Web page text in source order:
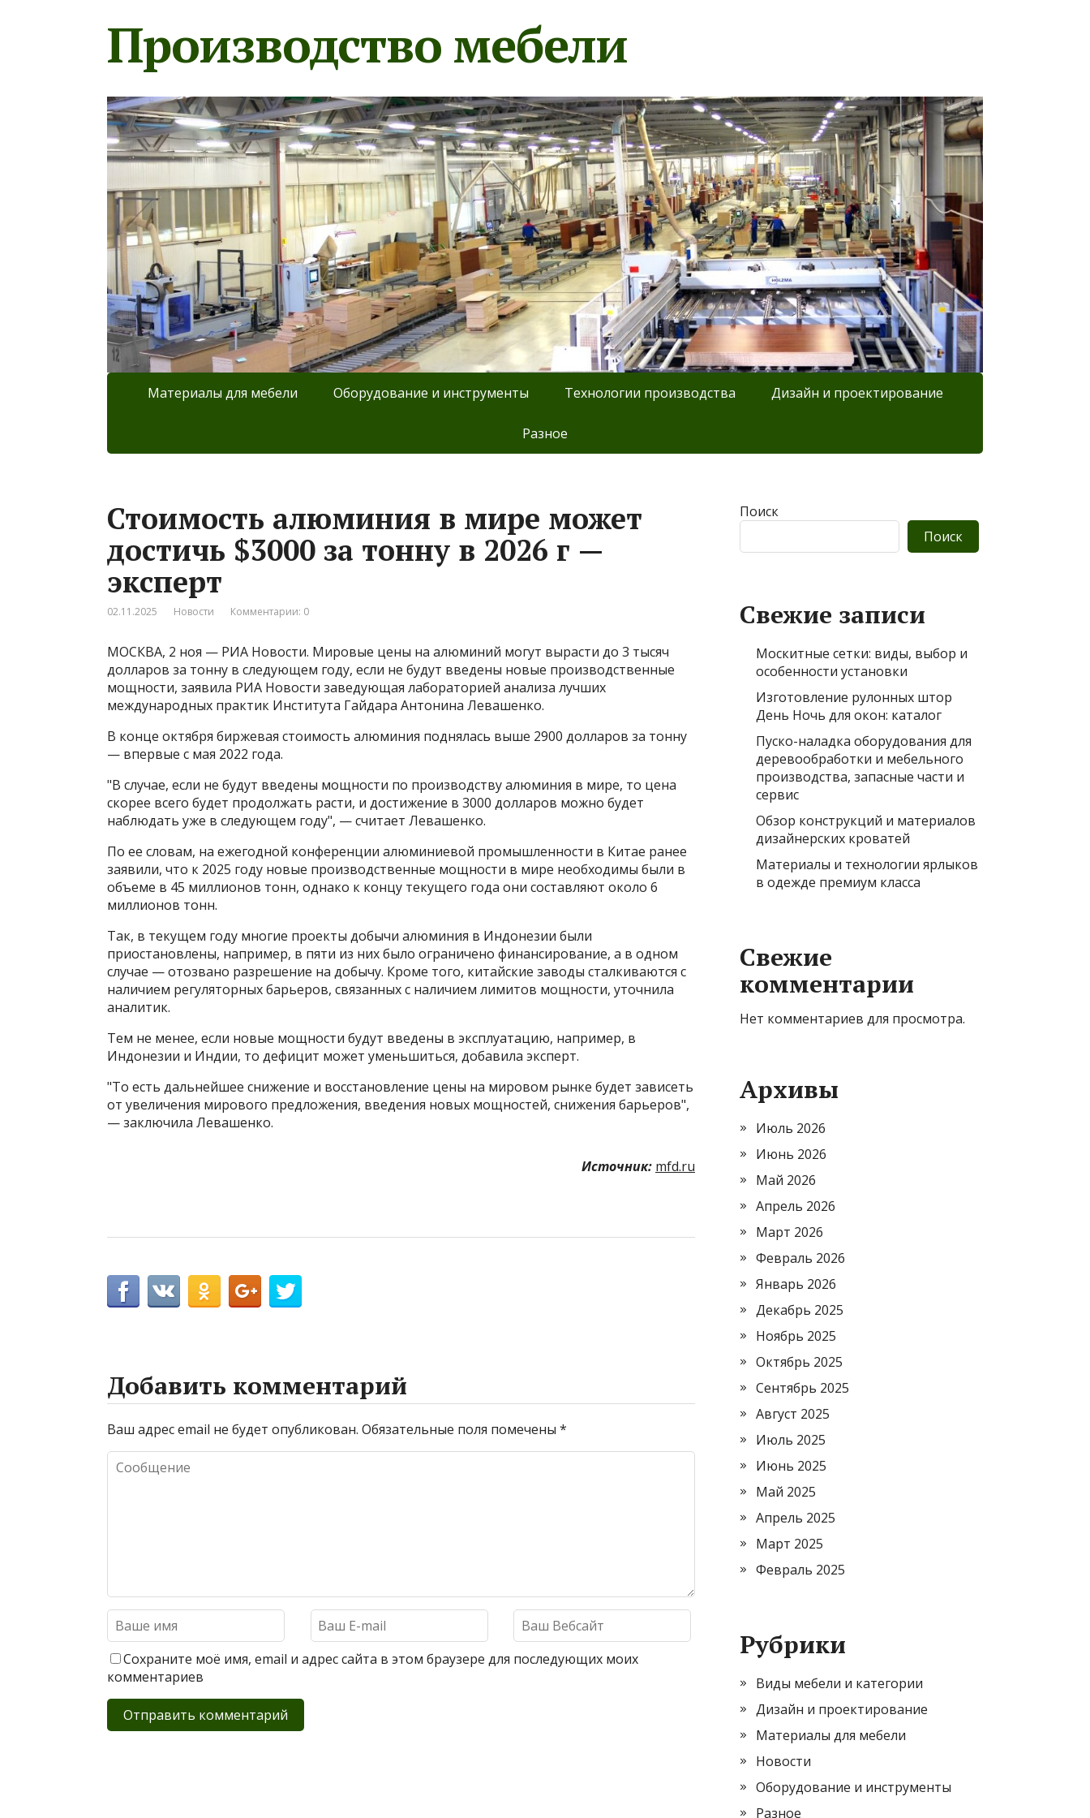
Производство мебели
Материалы для мебели Оборудование и инструменты Технологии производства Дизайн и проектирование
Разное
Стоимость алюминия в мире может
достичь $3000 за тонну в 2026 г —
эксперт
02.11.2025 Новости Комментарии: 0
МОСКВА, 2 ноя — РИА Новости. Мировые цены на алюминий могут вырасти до 3 тысяч
долларов за тонну в следующем году, если не будут введены новые производственные
мощности, заявила РИА Новости заведующая лабораторией анализа лучших
международных практик Института Гайдара Антонина Левашенко.
В конце октября биржевая стоимость алюминия поднялась выше 2900 долларов за тонну
— впервые с мая 2022 года​​​.
"В случае, если не будут введены мощности по производству алюминия в мире, то цена
скорее всего будет продолжать расти, и достижение в 3000 долларов можно будет
наблюдать уже в следующем году", — считает Левашенко.
По ее словам, на ежегодной конференции алюминиевой промышленности в Китае ранее
заявили, что к 2025 году новые производственные мощности в мире необходимы были в
объеме в 45 миллионов тонн, однако к концу текущего года они составляют около 6
миллионов тонн.
Так, в текущем году многие проекты добычи алюминия в Индонезии были
приостановлены, например, в пяти из них было ограничено финансирование, а в одном
случае — отозвано разрешение на добычу. Кроме того, китайские заводы сталкиваются с
наличием регуляторных барьеров, связанных с наличием лимитов мощности, уточнила
аналитик.
Тем не менее, если новые мощности будут введены в эксплуатацию, например, в
Индонезии и Индии, то дефицит может уменьшиться, добавила эксперт.
"То есть дальнейшее снижение и восстановление цены на мировом рынке будет зависеть
от увеличения мирового предложения, введения новых мощностей, снижения барьеров",
— заключила Левашенко.
Источник: mfd.ru
Добавить комментарий
Ваш адрес email не будет опубликован. Обязательные поля помечены *
Сохраните моё имя, email и адрес сайта в этом браузере для последующих моих
комментариев
Поиск
Поиск
Свежие записи
Москитные сетки: виды, выбор и
особенности установки
Изготовление рулонных штор
День Ночь для окон: каталог
Пуско-наладка оборудования для
деревообработки и мебельного
производства, запасные части и
сервис
Обзор конструкций и материалов
дизайнерских кроватей
Материалы и технологии ярлыков
в одежде премиум класса
Свежие
комментарии
Нет комментариев для просмотра.
Архивы
Июль 2026
Июнь 2026
Май 2026
Апрель 2026
Март 2026
Февраль 2026
Январь 2026
Декабрь 2025
Ноябрь 2025
Октябрь 2025
Сентябрь 2025
Август 2025
Июль 2025
Июнь 2025
Май 2025
Апрель 2025
Март 2025
Февраль 2025
Рубрики
Виды мебели и категории
Дизайн и проектирование
Материалы для мебели
Новости
Оборудование и инструменты
Разное